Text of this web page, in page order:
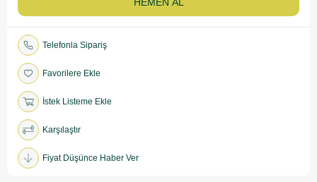
Telefonla Sipariş
Favorilere Ekle
İstek Listeme Ekle
Karşılaştır
Fiyat Düşünce Haber Ver